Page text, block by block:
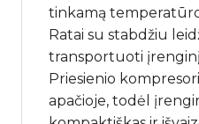
tinkamą
Ratai su stabdžiu
transportuoti
Priesienio
apačioje, todėl